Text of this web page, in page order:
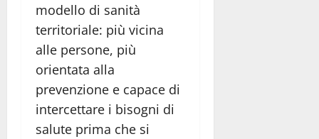
modello di sanità
territoriale: più vicina
alle persone, più
orientata alla
prevenzione e capace di
intercettare i bisogni di
salute prima che si